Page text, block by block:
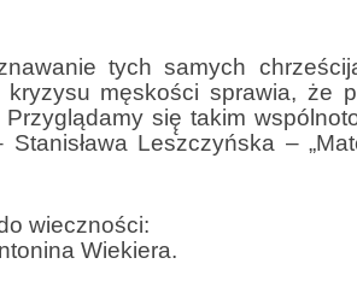
tych samych
męskości sprawia, że
się̨ takim
Leszczyńska –
wieczności:
Wiekiera.